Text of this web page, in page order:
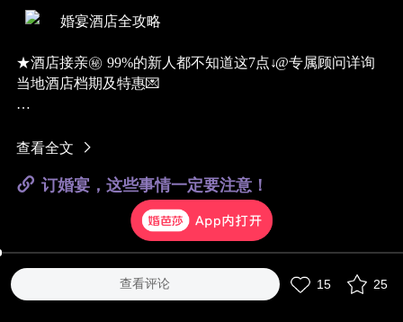
婚宴酒店全攻略
★酒店接亲㊙️ 99%的新人都不知道这7点↓@专属顾问详询
当地酒店档期及特惠💌
✖不要·玩太激烈的堵门游戏
✖不要·聚集太多人
✔要· 提前跟酒店沟通
✔要· 把接亲所需东西都带全
✔要· 利用酒店优势拍美照
总之呢，好好利用酒店的优势，会获得跟家里接亲不一样
查看全文
订婚宴，这些事情一定要注意！
查看评论 15 25